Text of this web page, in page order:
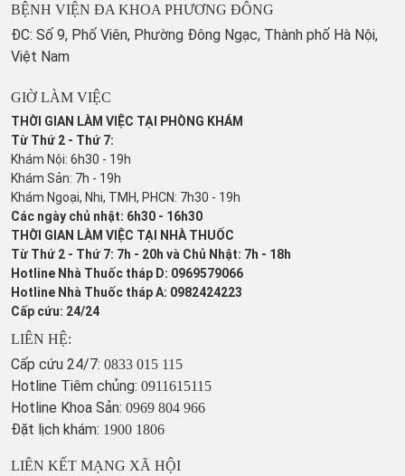
BỆNH VIỆN ĐA KHOA PHƯƠNG ĐÔNG
ĐC: Số 9, Phố Viên, Phường Đông Ngạc, Thành phố Hà Nội,
Việt Nam
GIỜ LÀM VIỆC
THỜI GIAN LÀM VIỆC TẠI PHÒNG KHÁM
Từ Thứ 2 - Thứ 7:
Khám Nội: 6h30 - 19h
Khám Sản: 7h - 19h
Khám Ngoại, Nhi, TMH, PHCN: 7h30 - 19h
Các ngày chủ nhật: 6h30 - 16h30
THỜI GIAN LÀM VIỆC TẠI NHÀ THUỐC
Từ Thứ 2 - Thứ 7: 7h - 20h và Chủ Nhật: 7h - 18h
Hotline Nhà Thuốc tháp D: 0969579066
Hotline Nhà Thuốc tháp A: 0982424223
Cấp cứu: 24/24
LIÊN HỆ:
Cấp cứu 24/7: 0833 015 115
Hotline Tiêm chủng: 0911615115
Hotline Khoa Sản: 0969 804 966
Đặt lịch khám: 1900 1806
LIÊN KẾT MẠNG XÃ HỘI